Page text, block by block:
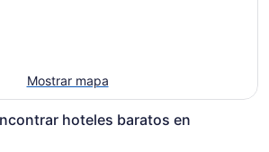
Mostrar mapa
hoteles baratos en